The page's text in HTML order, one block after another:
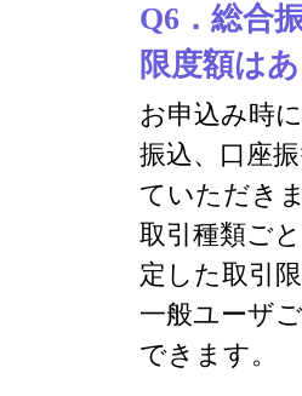
Q6．総合
限度額は
お申込み時
振込、口座
ていただき
取引種類ご
定した取引
一般ユーザ
できます。